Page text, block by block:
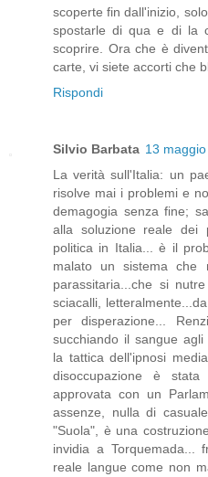
scoperte fin dall'inizio,
spostarle di qua e di la
scoprire. Ora che è
carte, vi siete accorti che
Rispondi
Silvio Barbata 13
La verità sull'Italia: un
risolve mai i problemi e
demagogia senza fine;
alla soluzione reale dei
politica in Italia... è il
malato un sistema che
parassitaria...che si
sciacalli,
per disperazione...
succhiando il sangue
la tattica dell'ipnosi
disoccupazione è
approvata con un
assenze, nulla di
"Suola", è una
invidia a Torquemada...
reale langue come non